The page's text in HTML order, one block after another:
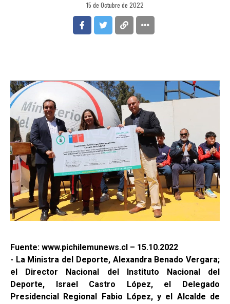
15 de Octubre de 2022
Fuente: www.pichilemunews.cl – 15.10.2022
- La Ministra del Deporte, Alexandra Benado Vergara;
el Director Nacional del Instituto Nacional del
Deporte, Israel Castro López, el Delegado
Presidencial Regional Fabio López, y el Alcalde de